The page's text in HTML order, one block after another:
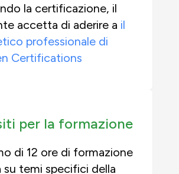
la certificazione, il
accetta di aderire a il
professionale di
Certifications
per la formazione
di 12 ore di formazione
su temi specifici della